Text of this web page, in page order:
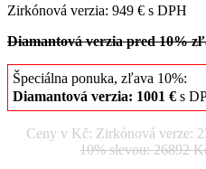
Zirkónová verzia: 949 € s DPH
Diamantová verzia pred 10%
Špeciálna ponuka, zľava 10%:
Diamantová verzia: 1001 € s
Ceny v Kč: Zirkónová verze:
10% slevou: 26892